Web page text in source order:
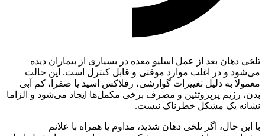
تلخی دهان بعد از عمل اسلیو معده در بسیاری از بیماران دیده
می‌شود و در اغلب موارد موقتی و قابل‌ کنترل است. این حالت
معمولا به دلیل تغییرات گوارشی، رفلاکس اسید یا صفرا، کم‌ آبی
بدن، رژیم پرپروتئین و مصرف برخی مکمل‌ها ایجاد می‌شود و الزاما
نشانه یک مشکل خطرناک نیست.
با این حال، اگر تلخی دهان شدید، مداوم یا همراه با علائم